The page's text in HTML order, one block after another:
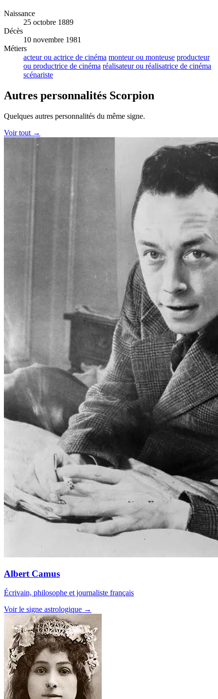
Naissance
25 octobre 1889
Décès
10 novembre 1981
Métiers
acteur ou actrice de cinéma monteur ou monteuse producteur
ou productrice de cinéma réalisateur ou réalisatrice de cinéma
scénariste
Autres personnalités Scorpion
Quelques autres personnalités du même signe.
Voir tout →
Albert Camus
Écrivain, philosophe et journaliste français
Voir le signe astrologique →